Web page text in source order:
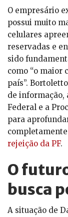
O empresário
possui muito
celulares
reservadas e
sido
como “o maior
país”.
de informação,
Federal e a
para
rejeição da PF.
O
busca
A situação de